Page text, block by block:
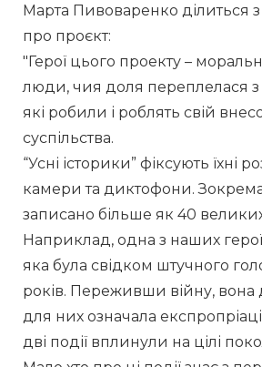
Марта Пивоваренко ділиться
про проєкт:
"Герої цього проекту –
люди, чия доля переплелася з
які робили і роблять свій
суспільства.
“Усні історики” фіксують їхні
камери та диктофони.
записано більше як 40 великих
Наприклад, одна з наших
яка була свідком штучного
років. Переживши війну, вона
для них означала
дві події вплинули на цілі